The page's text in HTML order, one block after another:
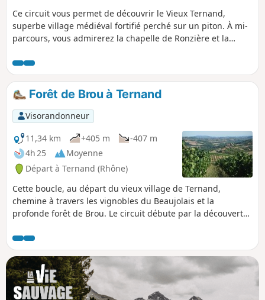
Ce circuit vous permet de découvrir le Vieux Ternand,
superbe village médiéval fortifié perché sur un piton. À mi-
parcours, vous admirerez la chapelle de Ronzière et la
nénuphars. Ce circuit peut compléter la très intéressante
Boucle du patrimoine par Ternand, Saint-Paule et Saint-
Laurent d'Oingt. Partir du Vieux Ternand permet de le
visiter tranquillement après la randonnée. Ce piton
rocheux, vous pourrez le repérer au loin si vous faites
d'autres randonnées aux alentours.
Forêt de Brou à Ternand
Visorandonneur
11,34 km
+405 m
-407 m
4h 25
Moyenne
Départ à Ternand (Rhône)
Cette boucle, au départ du vieux village de Ternand,
chemine à travers les vignobles du Beaujolais et la
profonde forêt de Brou. Le circuit débute par la découverte
sur des petites routes et des chemins faciles et offre de
beaux points de vue sur les monts du Beaujolais
environnants, de Létra à Oingt.